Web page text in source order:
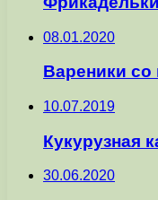
08.01.2020
Вареники
10.07.2019
Кукурузная
30.06.2020